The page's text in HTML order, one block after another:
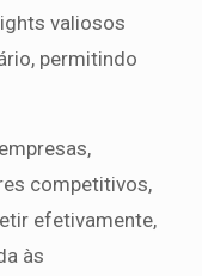
valiosos
permitindo
competitivos,
efetivamente,
às